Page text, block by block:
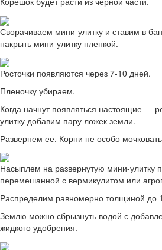
Сворачиваем мини-улитку и ставим в
накрыть мини-улитку пленкой.
Росточки появляются через 7-10 дней.
Пленочку убираем.
Когда начнут появляться настоящие —
улитку добавим пару ложек земли.
Развернем ее. Корни не особо
Насыплем на развернутую мини-улитку
перемешанной с вермикулитом или
Распределим равномерно толщиной до
Землю можно сбрызнуть водой с
жидкого удобрения.